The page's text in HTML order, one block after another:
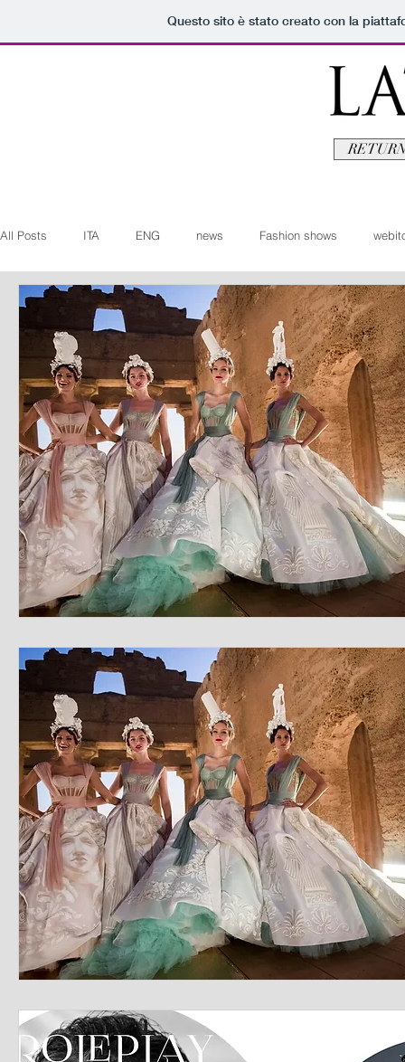
Questo sito è stato creato con la
All Posts ITA ENG news Fashion shows
Art+Culture Beauty latestman fashionvideo
Arte+Cultura Editoriali Webitorials Video